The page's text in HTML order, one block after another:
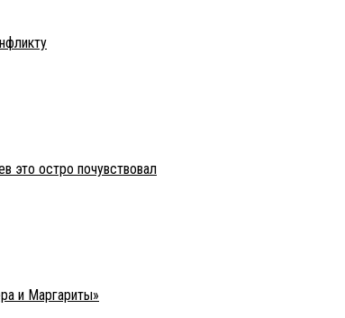
это остро почувствовал
и Маргариты»